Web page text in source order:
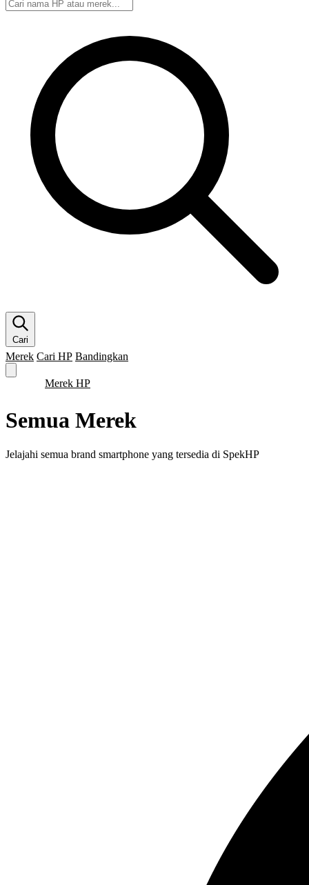
Cari
Merek Cari HP Bandingkan
Merek HP
Semua Merek
Jelajahi semua brand smartphone yang tersedia di SpekHP